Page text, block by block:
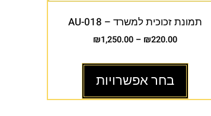
תמונת זכוכית למשרד – AU-018
₪220.00
–
₪1,250.00
בחר אפשרויות